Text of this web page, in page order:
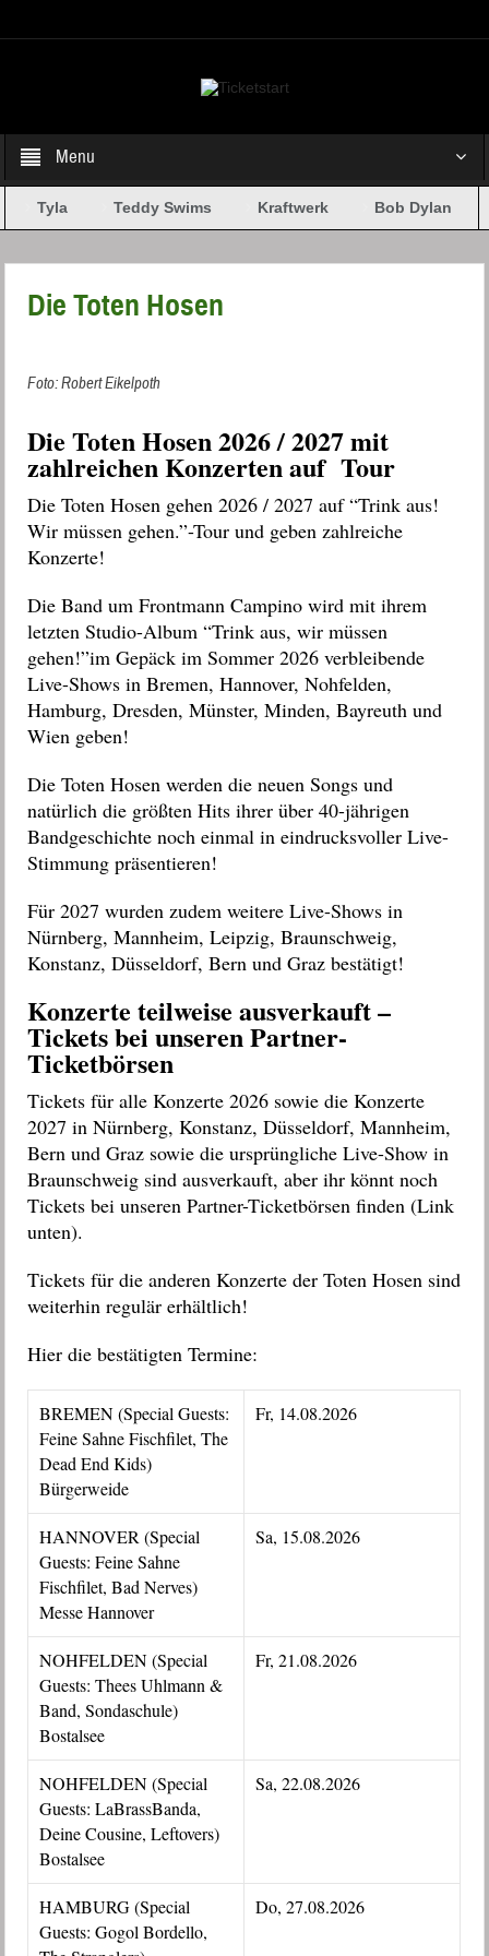
Menu
Tyla Teddy Swims Kraftwerk Bob Dylan
Die Toten Hosen
Foto: Robert Eikelpoth
Die Toten Hosen 2026 / 2027 mit
zahlreichen Konzerten auf Tour
Die Toten Hosen gehen 2026 / 2027 auf “Trink aus!
Wir müssen gehen.”-Tour und geben zahlreiche
Konzerte!
Die Band um Frontmann Campino wird mit ihrem
letzten Studio-Album “Trink aus, wir müssen
gehen!”im Gepäck im Sommer 2026 verbleibende
Live-Shows in Bremen, Hannover, Nohfelden,
Hamburg, Dresden, Münster, Minden, Bayreuth und
Wien geben!
Die Toten Hosen werden die neuen Songs und
natürlich die größten Hits ihrer über 40-jährigen
Bandgeschichte noch einmalin eindrucksvoller Live-
Stimmungpräsentieren!
Für 2027 wurden zudem weitere Live-Shows in
Nürnberg, Mannheim, Leipzig, Braunschweig,
Konstanz, Düsseldorf, Bern und Graz bestätigt!
Konzerte teilweise ausverkauft –
Tickets bei unseren Partner-
Ticketbörsen
Tickets für alle Konzerte 2026 sowie die Konzerte
2027 in Nürnberg, Konstanz, Düsseldorf, Mannheim,
Bern und Graz sowie die ursprüngliche Live-Show in
Braunschweig sind ausverkauft, aber ihr könnt noch
Tickets bei unseren Partner-Ticketbörsen finden (Link
unten).
Tickets für die anderen Konzerte der Toten Hosen sind
weiterhin regulär erhältlich!
Hier die bestätigten Termine:
BREMEN (Special Guests:
Feine Sahne Fischfilet, The
Dead End Kids)
Bürgerweide
Fr, 14.08.2026
HANNOVER (Special
Guests: Feine Sahne
Fischfilet, Bad Nerves)
Messe Hannover
Sa, 15.08.2026
NOHFELDEN (Special
Guests: Thees Uhlmann &
Band, Sondaschule)
Bostalsee
Fr, 21.08.2026
NOHFELDEN (Special
Guests: LaBrassBanda,
Deine Cousine, Leftovers)
Bostalsee
Sa, 22.08.2026
HAMBURG (Special
Guests: Gogol Bordello,
Do, 27.08.2026